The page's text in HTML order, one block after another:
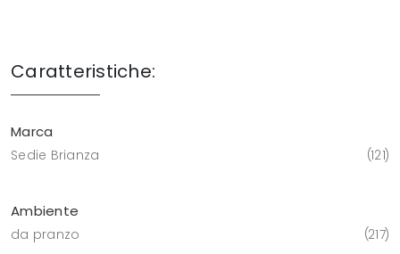
Caratteristiche:
Marca
Sedie Brianza 121
Ambiente
da pranzo 217